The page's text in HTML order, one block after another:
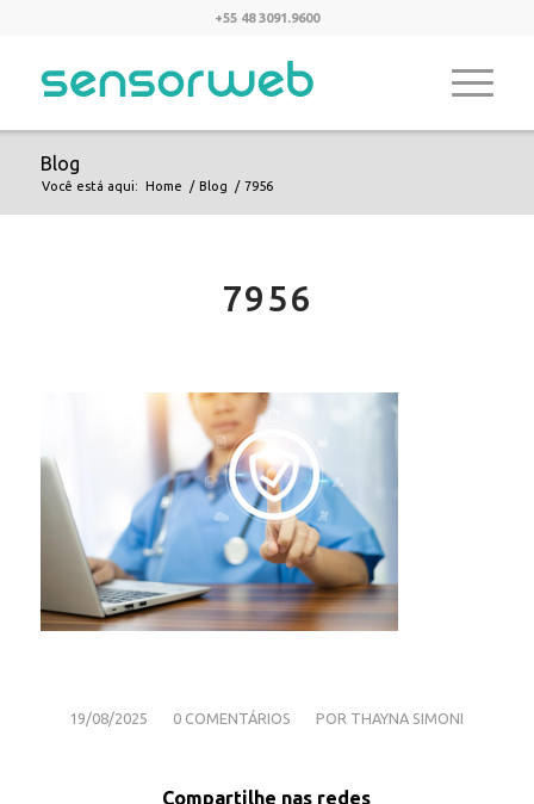
+55 48 3091.9600
Blog
Você está aqui: Home / Blog / 7956
7956
19/08/2025
/ 0 COMENTÁRIOS
/ POR THAYNA SIMONI
Compartilhe nas redes